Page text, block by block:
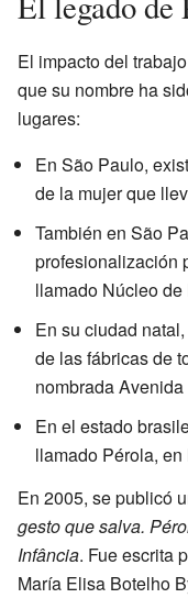
El impacto del
que su nombre ha
lugares:
En São Paulo,
de la mujer que
También en São
profesionalización
llamado Núcleo
En su ciudad
de las fábricas de
nombrada
En el estado
llamado Pérola,
En 2005, se publicó
gesto que salva.
Infância. Fue escrita
María Elisa Botelho